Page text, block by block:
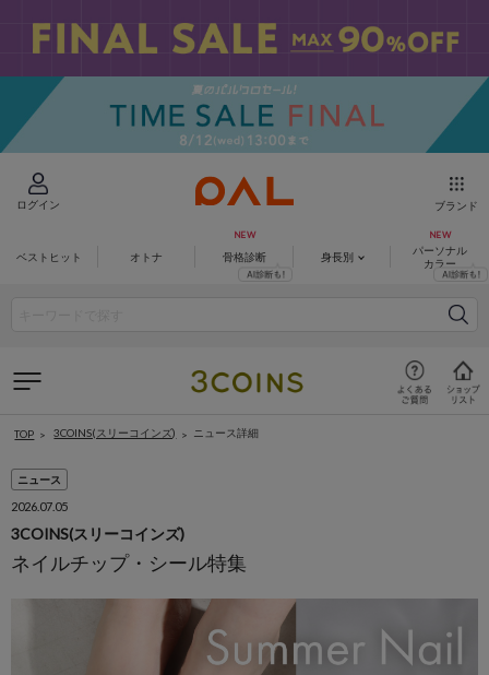
ログイン ブランド
ベストヒット オトナ 骨格診断 身長別
パーソナル
カラー
TOP 3COINS(スリーコインズ) ニュース詳細
ニュース
2026.07.05
3COINS(スリーコインズ)
ネイルチップ・シール特集